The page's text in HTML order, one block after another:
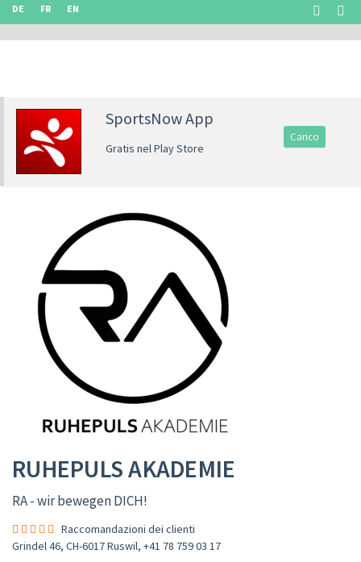
DE FR EN
SportsNow App
Gratis nel Play Store
Carico
RUHEPULS AKADEMIE
RA - wir bewegen DICH!
Raccomandazioni dei clienti
Grindel 46, CH-6017 Ruswil, +41 78 759 03 17